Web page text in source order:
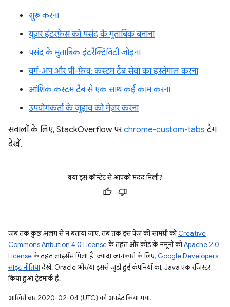
शुरू करना
यूज़र इंटरफ़ेस को पसंद के मुताबिक बनाना
पसंद के मुताबिक इंटरैक्टिविटी जोड़ना
वर्म-अप और प्री-फ़ेच: कस्टम टैब सेवा का इस्तेमाल करना
आंशिक कस्टम टैब से एक साथ कई काम करना
उपयोगकर्ता के जुड़ाव को मेज़र करना
सवालों के लिए, StackOverflow परchrome-custom-tabs टैग
देखें.
क्या इस कॉन्टेंट से आपको मदद मिली?
जब तक कुछ अलग से न बताया जाए, तब तक इस पेज की सामग्री कोCreative
Commons Attribution 4.0 Licenseके तहत और कोड के नमूनों कोApache 2.0
Licenseके तहत लाइसेंस मिला है. ज़्यादा जानकारी के लिए, Google Developers
साइट नीतियांदेखें. Oracle और/या इससे जुड़ी हुई कंपनियों का, Java एक रजिस्टर
किया हुआ ट्रेडमार्क है.
आखिरी बार 2020-02-04 (UTC) को अपडेट किया गया.